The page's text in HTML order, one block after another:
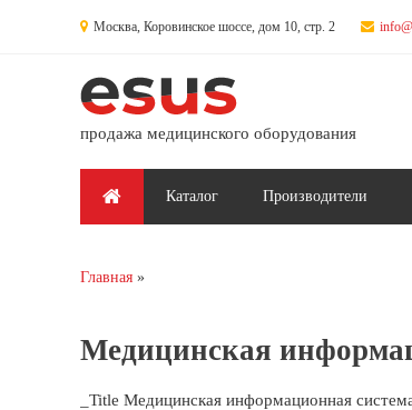
Москва, Коровинское шоссе, дом 10, стр. 2
продажа медицинского оборудования
Главное менюКаталог Производители
Вы здесь
Главная
Медицинская
_Title Медицинская информационная